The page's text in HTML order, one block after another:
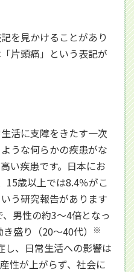
を見かけることがあり
片頭痛」という表記が
活に支障をきたす一次
うな何らかの疾患がな
い疾患です。日本にお
15歳以上では8.4％がこ
う研究報告があります
男性の約3～4倍となっ
盛り（20～40代）
※
し、日常生活への影響は
性が上がらず、社会に